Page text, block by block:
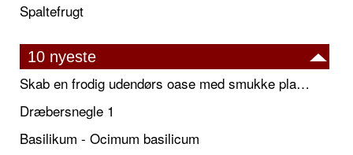
Spaltefrugt
10 nyeste
Skab en frodig udendørs oase med smukke plantekrukker og elegante espalier
Dræbersnegle 1
Basilikum - Ocimum basilicum